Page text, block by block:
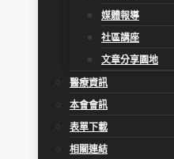
媒體報導
社區講座
文章分享園地
醫療資訊
本會會訊
表單下載
相關連結